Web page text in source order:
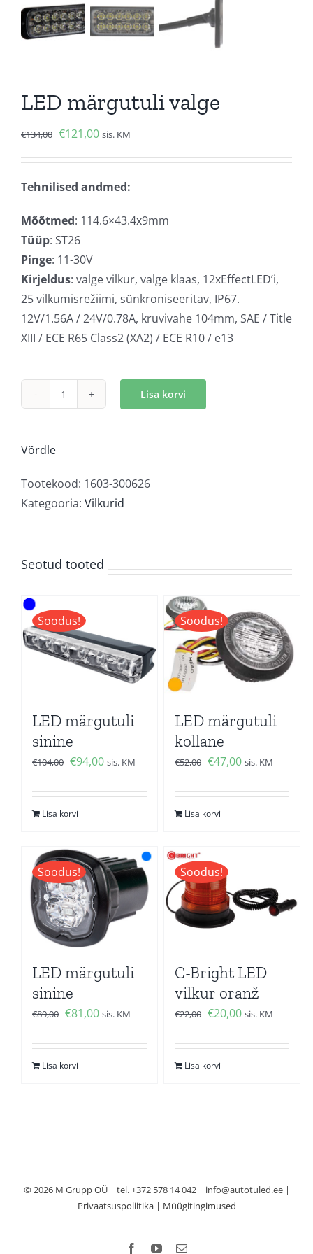
LED märgutuli valge
€134,00 Algne
€134,00.
€121,00Current
€121,00.
sis. KM
Tehnilised andmed:
Mõõtmed: 114.6×43.4x9mm
Tüüp: ST26
Pinge: 11-30V
Kirjeldus: valge vilkur, valge klaas, 12xEffectLED’i,
25 vilkumisrežiimi, sünkroniseeritav, IP67.
12V/1.56A / 24V/0.78A, kruvivahe 104mm, SAE / Title
XIII / ECE R65 Class2 (XA2) / ECE R10 / e13
LED
Lisa korvi
Võrdle
Tootekood: 1603-300626
Kategooria: Vilkurid
Seotud tooted
Soodus!
LED märgutuli
sinine
€104,00 Algne
oli:
€104,00.
€94,00Current
is:
sis. KM
Lisa korvi
Soodus!
LED märgutuli
kollane
€52,00 Algne
oli:
€52,00.
€47,00Current
is:
sis. KM
Lisa korvi
Soodus!
LED märgutuli
sinine
€89,00 Algne
oli:
€89,00.
€81,00Current
is:
sis. KM
Lisa korvi
Soodus!
C-Bright LED
vilkur oranž
€22,00 Algne
oli:
€22,00.
€20,00Current
is:
sis. KM
Lisa korvi
© 2026 M Grupp OÜ | tel. +372 578 14 042 | info@autotuled.ee |
Privaatsuspoliitika| Müügitingimused
FacebookYouTubeEmail